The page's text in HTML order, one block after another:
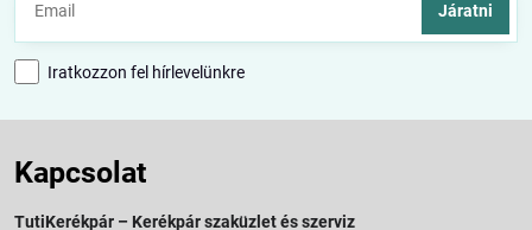
Járatni
Iratkozzon fel hírlevelünkre
Kapcsolat
TutiKerékpár – Kerékpár szaküzlet és szerviz